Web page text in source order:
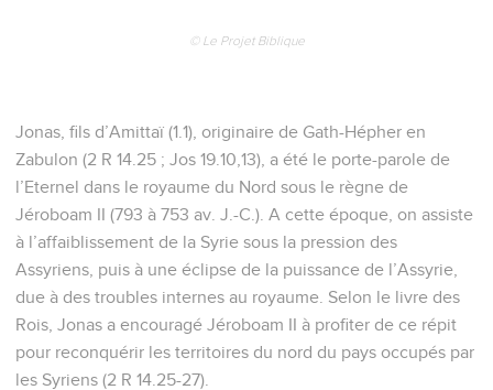
© Le Projet Biblique
Jonas, fils d’Amittaï (1.1), originaire de Gath-Hépher en
Zabulon (2 R 14.25 ; Jos 19.10,13), a été le porte-parole de
l’Eternel dans le royaume du Nord sous le règne de
Jéroboam II (793 à 753 av. J.-C.). A cette époque, on assiste
à l’affaiblissement de la Syrie sous la pression des
Assyriens, puis à une éclipse de la puissance de l’Assyrie,
due à des troubles internes au royaume. Selon le livre des
Rois, Jonas a encouragé Jéroboam II à profiter de ce répit
pour reconquérir les territoires du nord du pays occupés par
les Syriens (2 R 14.25-27).